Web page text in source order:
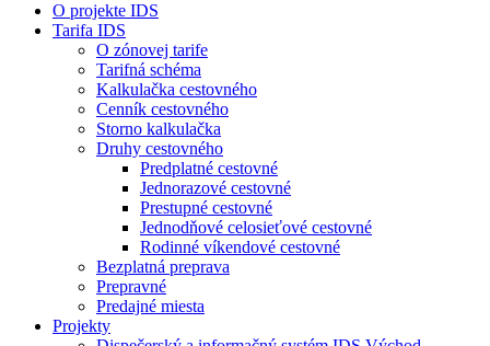
O projekte IDS
Tarifa IDS
O zónovej tarife
Tarifná schéma
Kalkulačka cestovného
Cenník cestovného
Storno kalkulačka
Druhy cestovného
Predplatné cestovné
Jednorazové cestovné
Prestupné cestovné
Jednodňové celosieťové cestovné
Rodinné víkendové cestovné
Bezplatná preprava
Prepravné
Predajné miesta
Projekty